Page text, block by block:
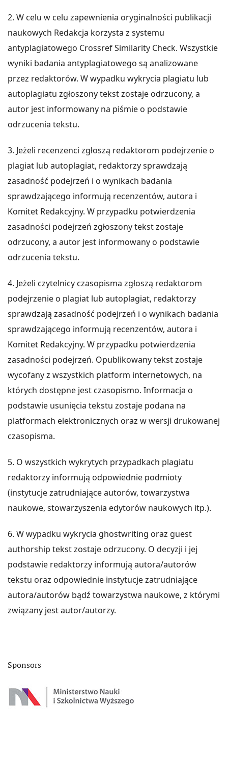
2. W celu w celu zapewnienia oryginalności publikacji
naukowych Redakcja korzysta z systemu
antyplagiatowego Crossref Similarity Check. Wszystkie
wyniki badania antyplagiatowego są analizowane
przez redaktorów. W wypadku wykrycia plagiatu lub
autoplagiatu zgłoszony tekst zostaje odrzucony, a
autor jest informowany na piśmie o podstawie
odrzucenia tekstu.
3. Jeżeli recenzenci zgłoszą redaktorom podejrzenie o
plagiat lub autoplagiat, redaktorzy sprawdzają
zasadność podejrzeń i o wynikach badania
sprawdzającego informują recenzentów, autora i
Komitet Redakcyjny. W przypadku potwierdzenia
zasadności podejrzeń zgłoszony tekst zostaje
odrzucony, a autor jest informowany o podstawie
odrzucenia tekstu.
4. Jeżeli czytelnicy czasopisma zgłoszą redaktorom
podejrzenie o plagiat lub autoplagiat, redaktorzy
sprawdzają zasadność podejrzeń i o wynikach badania
sprawdzającego informują recenzentów, autora i
Komitet Redakcyjny. W przypadku potwierdzenia
zasadności podejrzeń. Opublikowany tekst zostaje
wycofany z wszystkich platform internetowych, na
których dostępne jest czasopismo. Informacja o
podstawie usunięcia tekstu zostaje podana na
platformach elektronicznych oraz w wersji drukowanej
czasopisma.
5. O wszystkich wykrytych przypadkach plagiatu
redaktorzy informują odpowiednie podmioty
(instytucje zatrudniające autorów, towarzystwa
naukowe, stowarzyszenia edytorów naukowych itp.).
6. W wypadku wykrycia ghostwriting oraz guest
authorship tekst zostaje odrzucony. O decyzji i jej
podstawie redaktorzy informują autora/autorów
tekstu oraz odpowiednie instytucje zatrudniające
autora/autorów bądź towarzystwa naukowe, z którymi
związany jest autor/autorzy.
Sponsors